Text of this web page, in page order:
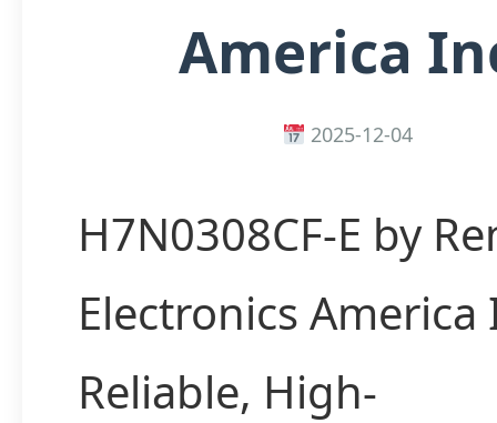
America
2025-12-04
H7N0308CF-E by
Electronics
Reliable, High-